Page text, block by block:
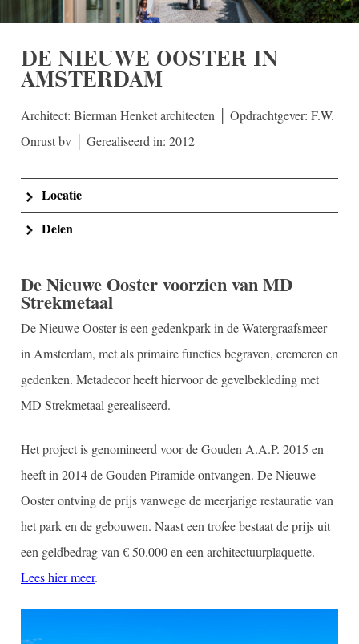
DE NIEUWE OOSTER IN
AMSTERDAM
Architect: Bierman Henket architecten │ Opdrachtgever: F.W.
Onrust bv │ Gerealiseerd in: 2012
Locatie
Delen
De Nieuwe Ooster voorzien van MD
Strekmetaal
De Nieuwe Ooster is een gedenkpark in de Watergraafsmeer
in Amsterdam, met als primaire functies begraven, cremeren en
gedenken. Metadecor heeft hiervoor de gevelbekleding met
MD Strekmetaal gerealiseerd.
Het project is genomineerd voor de Gouden A.A.P. 2015 en
heeft in 2014 de Gouden Piramide ontvangen. De Nieuwe
Ooster ontving de prijs vanwege de meerjarige restauratie van
het park en de gebouwen. Naast een trofee bestaat de prijs uit
een geldbedrag van € 50.000 en een architectuurplaquette.
Lees hier meer.